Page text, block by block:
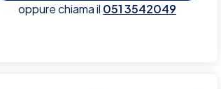
oppure chiama il 051 3542049